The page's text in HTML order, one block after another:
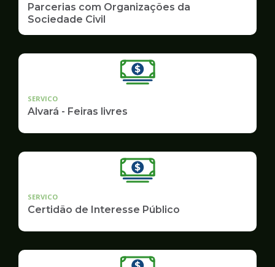
Parcerias com Organizações da
Sociedade Civil
SERVICO
Alvará - Feiras livres
SERVICO
Certidão de Interesse Público